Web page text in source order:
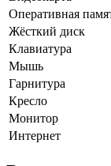
Оперативная
Жёсткий диск
Клавиатура
Мышь
Гарнитура
Кресло
Монитор
Интернет